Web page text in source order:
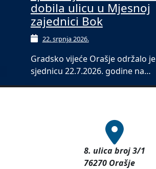
dobila ulicu u Mjesnoj
zajednici Bok
22. srpnja 2026.
Gradsko vijeće Orašje održalo
sjednicu 22.7.2026. godine na…
8. ulica broj 3/1
76270 Orašje